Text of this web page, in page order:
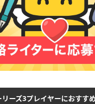
ーズ3プレイヤーにおすすめ